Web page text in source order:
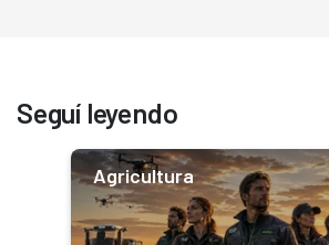
Seguí leyendo
Agricultura